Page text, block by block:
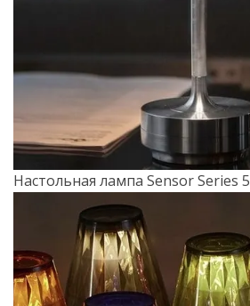
Настольная лампа Sensor Series 5